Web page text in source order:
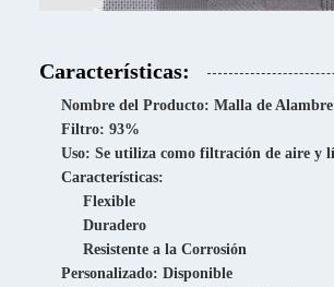
Características:
Nombre del Producto: Malla de
Filtro: 93%
Uso: Se utiliza como filtración de aire y
Características:
Flexible
Duradero
Resistente a la Corrosión
Personalizado: Disponible